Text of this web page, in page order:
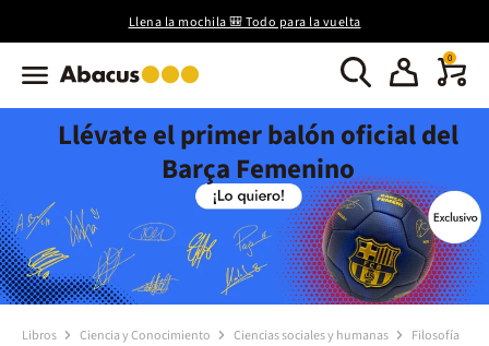
Llena la mochila 🎒 Todo para la vuelta
0
Llévate el primer balón oficial del
Barça Femenino
Libros Ciencia y Conocimiento Ciencias sociales y humanas Filosofía